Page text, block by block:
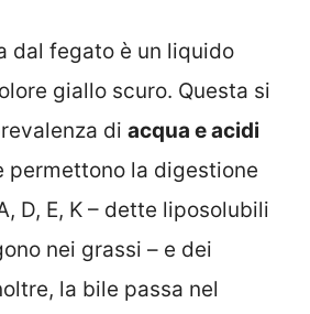
dal fegato è un liquido
giallo scuro. Questa si
di acqua e acidi
permettono la digestione
D, E, K – dette liposolubili
nei grassi – e dei
la bile passa nel